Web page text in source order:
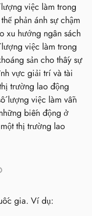
việc làm trong
phản ánh sự chậm
xu hướng ngân sách
việc làm trong
sản cho thấy sự
vực giải trí và tài
trường lao động
lượng việc làm vẫn
biến động ở
thị trường lao
gia. Ví dụ: